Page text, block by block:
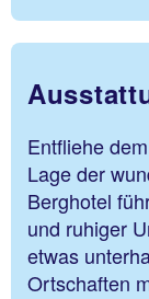
Entfliehe
Lage der
Berghotel
und ruhiger
etwas
Ortschaften